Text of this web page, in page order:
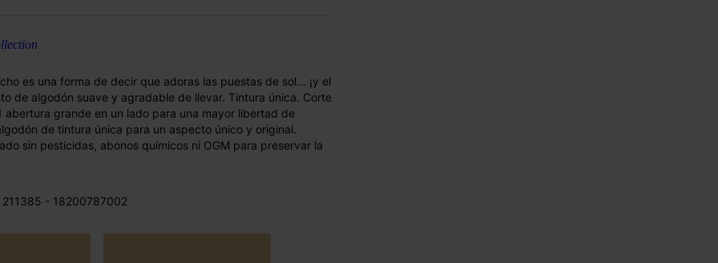
es una forma de decir que adoras las puestas de sol... ¡y el
de algodón suave y agradable de llevar. Tintura única. Corte
grande en un lado para una mayor libertad de
de tintura única para un aspecto único y original.
sin pesticidas, abonos químicos ni OGM para preservar la
211385 - 18200787002